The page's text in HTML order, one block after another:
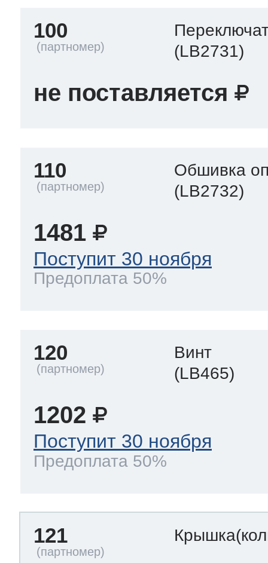
100
(LB2731)
не поставляется
110
Обшивка
(LB2732)
1481
Поступит 30 ноября
Предоплата 50%
120
Винт
(LB465)
1202
Поступит 30 ноября
Предоплата 50%
121